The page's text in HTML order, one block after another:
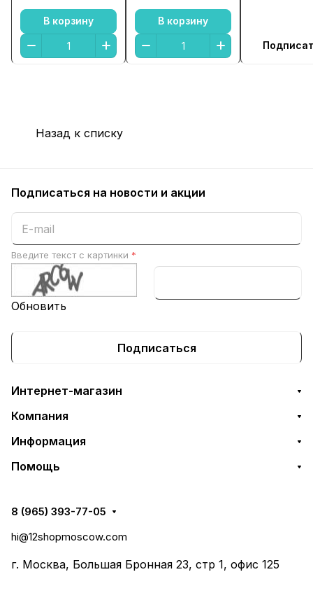
В корзину В корзину
Назад к списку
Подписаться на новости и акции
Введите текст с картинки *
Обновить
Подписаться
Интернет-магазин
Компания
Информация
Помощь
8 (965) 393-77-05
hi@12shopmoscow.com
г. Москва, Большая Бронная 23, стр 1, офис 125